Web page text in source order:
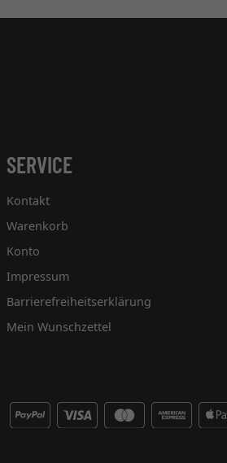
SERVICE
Kontakt
Warenkorb
Konto
Impressum
Barrierefreiheitserklärung
Mein Wunschzettel